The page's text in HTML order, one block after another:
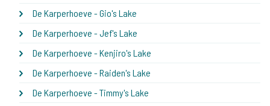
De Karperhoeve - Gio's Lake
De Karperhoeve - Jef's Lake
De Karperhoeve - Kenjiro's Lake
De Karperhoeve - Raiden's Lake
De Karperhoeve - Timmy's Lake